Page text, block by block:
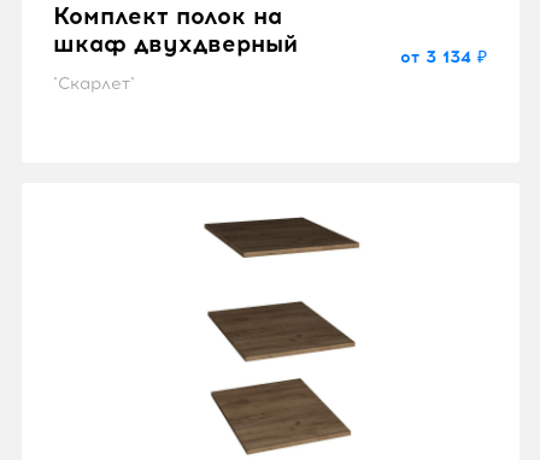
Комплект полок на
шкаф двухдверный
"Скарлет"
от 3 134 ₽